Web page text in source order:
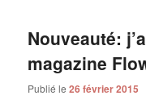
Nouveauté:
magazine
Publié le26 février 2015